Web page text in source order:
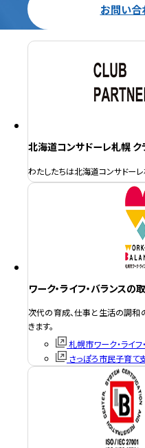
お問い合
北海道コンサドーレ札幌 ク
わたしたちは北海道コンサドーレ
ワーク・ライフ・バランスの
次代の育成、仕事と生活の調和
きます。
札幌市ワーク・ライ
さっぽろ市民子育て